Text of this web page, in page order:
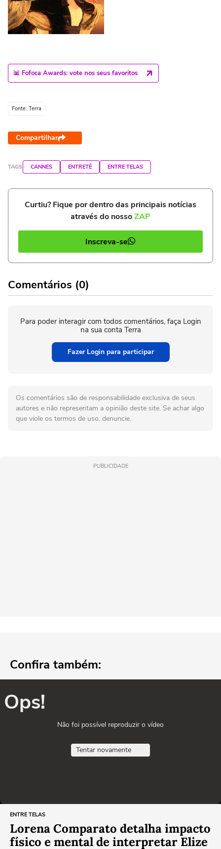
📊 Fofoca Awards: vote nos seus favoritos
Fonte: Terra
Compartilhar
TAGS CANNES ENTRETÊ ENTRE TELAS
Curtiu? Fique por dentro das principais notícias
através do nossoZAP
Inscreva-se
Comentários (0)
Para poder interagir com todos comentários, faça Login
na sua conta Terra
Fazer Login para participar
Os comentários são de responsabilidade exclusiva de seus
autores e não representam a opinião deste site. Se achar algo
que viole os termos de uso, denuncie.
PUBLICIDADE
Confira também:
Ops!
Não foi possível reproduzir o vídeo
Tentar novamente
ENTRE TELAS
Lorena Comparato detalha impacto
físico e mental de interpretar Elize